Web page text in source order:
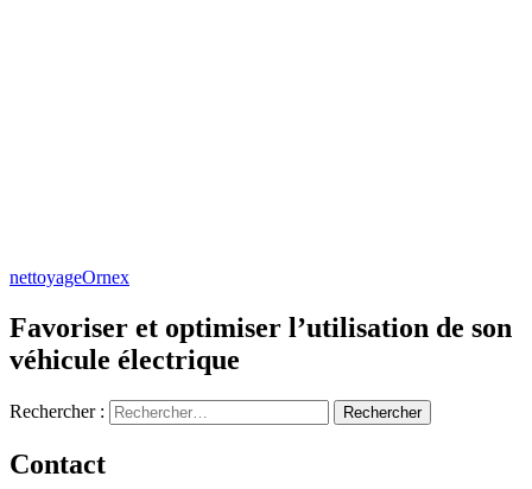
nettoyageOrnex
Favoriser et optimiser l’utilisation de son
véhicule électrique
Rechercher :
Contact